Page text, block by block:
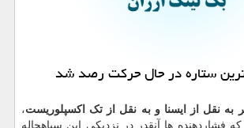
ستاره در حال حركت رصد شد
به نقل از ایسنا و به نقل از تک اکسپلوریست،
فشاردهنده ها آنقدر در نزدیکی این سیاهچاله